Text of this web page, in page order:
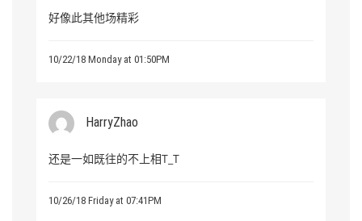
好像此其他场精彩
10/22/18 Monday at 01:50PM
HarryZhao
还是一如既往的不上相T_T
10/26/18 Friday at 07:41PM